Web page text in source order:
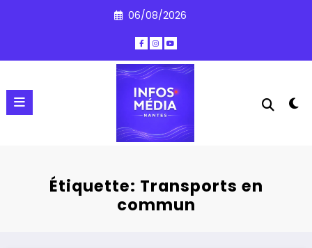
06/08/2026
Étiquette: Transports en
commun